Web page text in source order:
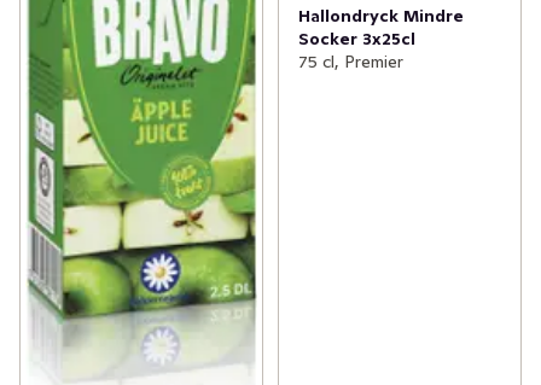
Hallondryck Mindre
Socker 3x25cl
75 cl, Premier